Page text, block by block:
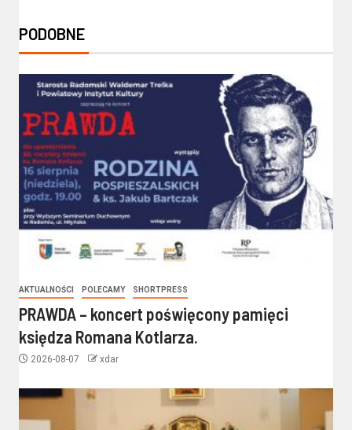
PODOBNE
AKTUALNOŚCI POLECAMY SHORTPRESS
PRAWDA – koncert poświęcony pamięci
księdza Romana Kotlarza.
2026-08-07 xdar